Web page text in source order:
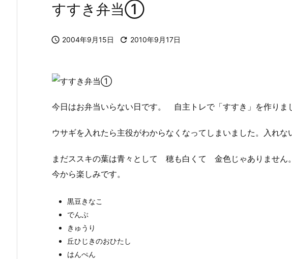
すすき弁当①
 2004年9月15日  2010年9月17日
今日はお弁当いらない日です。 自主トレで「すすき」を作りま
ウサギを入れたら主役がわからなくなってしまいました。入れな
まだススキの葉は青々として 穂も白くて 金色じゃありません
今から楽しみです。
黒豆きなこ
でんぶ
きゅうり
丘ひじきのおひたし
はんぺん